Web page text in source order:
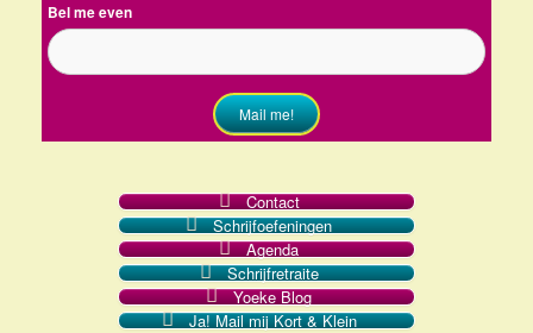
Bel me even
Mail me!
Contact
Schrijfoefeningen
Agenda
Schrijfretraite
Yoeke Blog
Ja! Mail mij Kort & Klein